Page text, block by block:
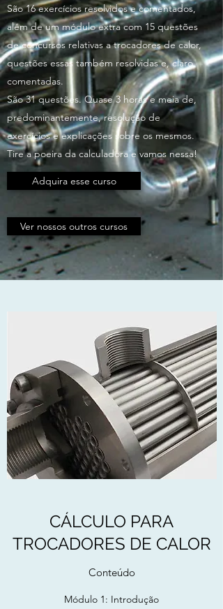
São 16 exercícios resolvidos e comentados,
além de um módulo extra com 15 questões
de concursos relativas a trocadores de calor,
questões essas também resolvidas e, claro,
comentadas.
São 31 questões. Quase 3 horas e meia de,
predominantemente, resolução de
exercícios e explicações sobre os mesmos.
Tire a poeira da calculadora e vamos nessa!
Adquira esse curso
Ver nossos outros cursos
CÁLCULO PARA
TROCADORES DE CALOR
Conteúdo
Módulo 1: Introdução